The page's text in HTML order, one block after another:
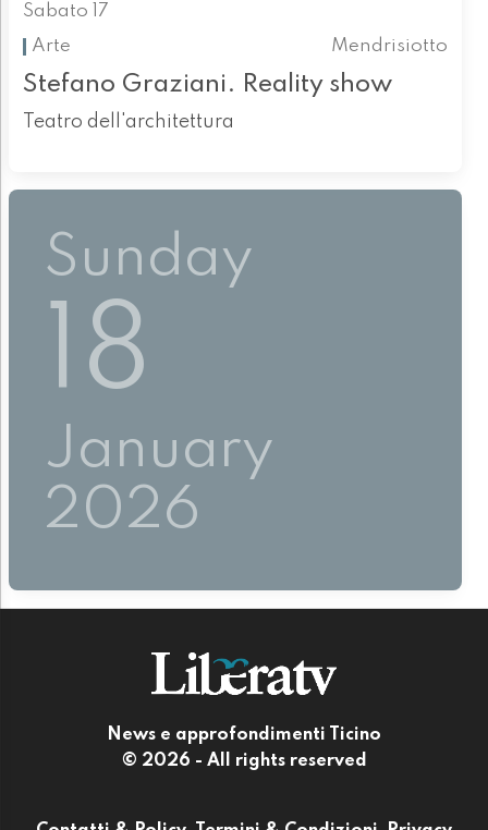
Sabato 17
Arte
Mendrisiotto
Stefano Graziani. Reality show
Teatro dell'architettura
Sunday
18
January
2026
News e approfondimenti Ticino
© 2026 - All rights reserved